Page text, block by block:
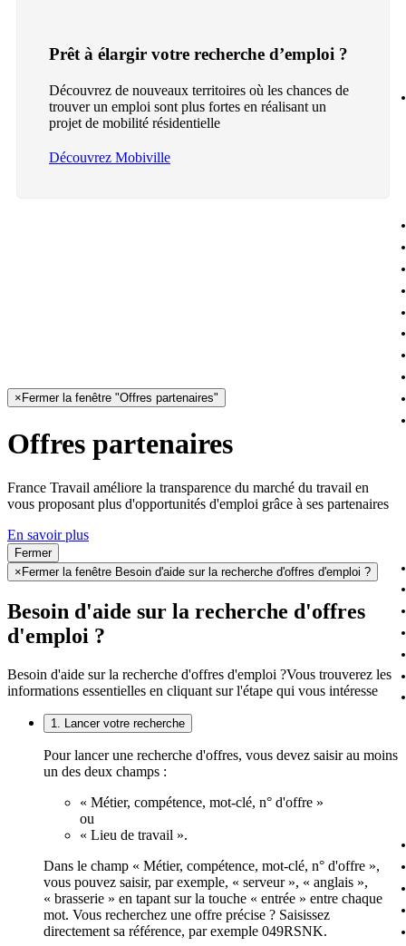
Prêt à élargir votre recherche d’emploi ?
Découvrez de nouveaux territoires où les chances de
trouver un emploi sont plus fortes en réalisant un
projet de mobilité résidentielle
Découvrez Mobiville
× Fermer la fenêtre "Offres partenaires"
Offres partenaires
France Travail améliore la transparence du marché du travail en
vous proposant plus d'opportunités d'emploi grâce à ses partenaires
En savoir plus
Fermer
× Fermer la fenêtre Besoin d'aide sur la recherche d'offres d'emploi ?
Besoin d'aide sur la recherche d'offres
d'emploi ?
Besoin d'aide sur la recherche d'offres d'emploi ?Vous trouverez les
informations essentielles en cliquant sur l'étape qui vous intéresse
1. Lancer votre recherche
Pour lancer une recherche d'offres, vous devez saisir au moins
un des deux champs :
« Métier, compétence, mot-clé, n° d'offre »
ou
« Lieu de travail ».
Dans le champ « Métier, compétence, mot-clé, n° d'offre »,
vous pouvez saisir, par exemple, « serveur », « anglais »,
« brasserie » en tapant sur la touche « entrée » entre chaque
mot. Vous recherchez une offre précise ? Saisissez
directement sa référence, par exemple 049RSNK.